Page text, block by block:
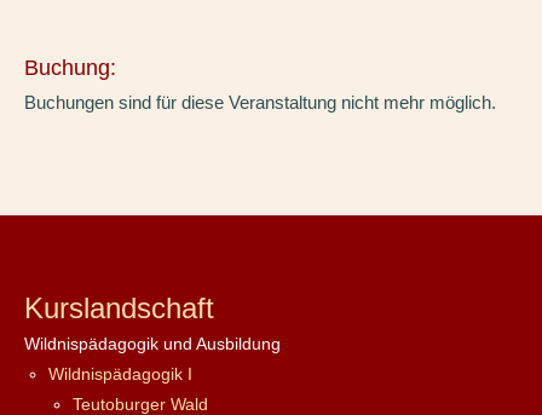
Buchung:
Buchungen sind für diese Veranstaltung nicht mehr möglich.
Kurslandschaft
Wildnispädagogik und Ausbildung
Wildnispädagogik I
Teutoburger Wald